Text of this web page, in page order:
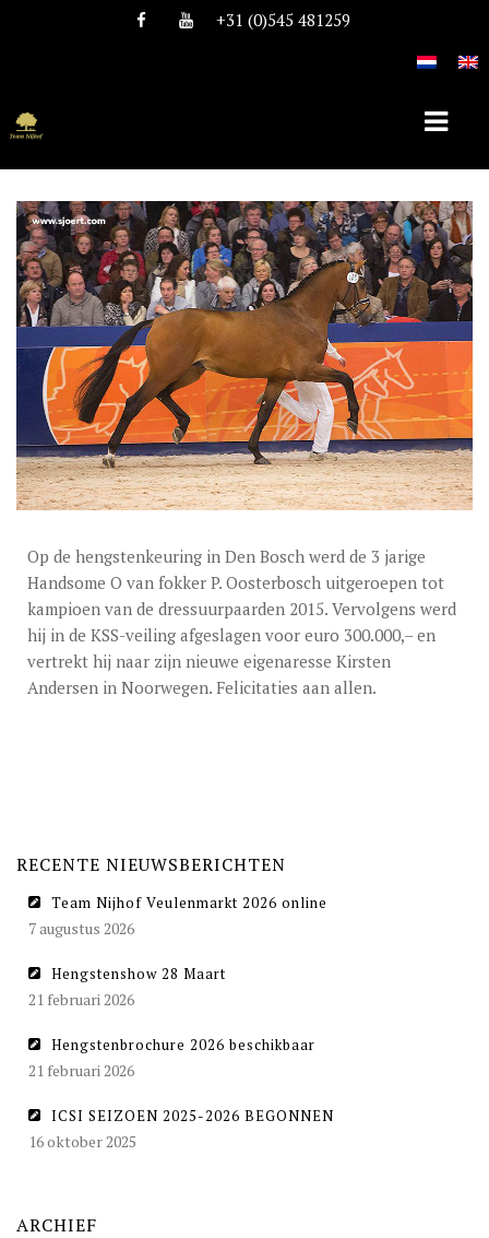
+31 (0)545 481259
HOME
OVER TEAM NIJHOF
HISTORIE
TEAM
VACATURES
DEKHENGSTEN
DEKGELDEN
EU-STATION
ICSI
ALGEMENE VOORWAARDEN
CONTACT
Op de hengstenkeuring in Den Bosch werd de 3 jarige
Handsome O van fokker P. Oosterbosch uitgeroepen tot
kampioen van de dressuurpaarden 2015. Vervolgens werd
hij in de KSS-veiling afgeslagen voor euro 300.000,– en
vertrekt hij naar zijn nieuwe eigenaresse Kirsten
Andersen in Noorwegen. Felicitaties aan allen.
RECENTE NIEUWSBERICHTEN
Team Nijhof Veulenmarkt 2026 online
7 augustus 2026
Hengstenshow 28 Maart
21 februari 2026
Hengstenbrochure 2026 beschikbaar
21 februari 2026
ICSI SEIZOEN 2025-2026 BEGONNEN
16 oktober 2025
ARCHIEF